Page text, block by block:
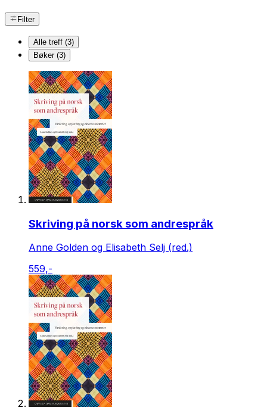
Filter
Alle treff (3)
Bøker (3)
Skriving på norsk som andrespråk
Anne Golden og Elisabeth Selj (red.)
559,-